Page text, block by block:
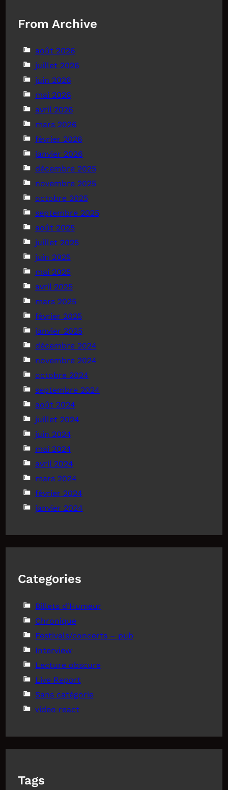
From Archive
août 2026
juillet 2026
juin 2026
mai 2026
avril 2026
mars 2026
février 2026
janvier 2026
décembre 2025
novembre 2025
octobre 2025
septembre 2025
août 2025
juillet 2025
juin 2025
mai 2025
avril 2025
mars 2025
février 2025
janvier 2025
décembre 2024
novembre 2024
octobre 2024
septembre 2024
août 2024
juillet 2024
juin 2024
mai 2024
avril 2024
mars 2024
février 2024
janvier 2024
Categories
Billets d'Humeur
Chronique
Festivals/concerts – pub
Interview
Lecture obscure
Live Report
Sans catégorie
video react
Tags